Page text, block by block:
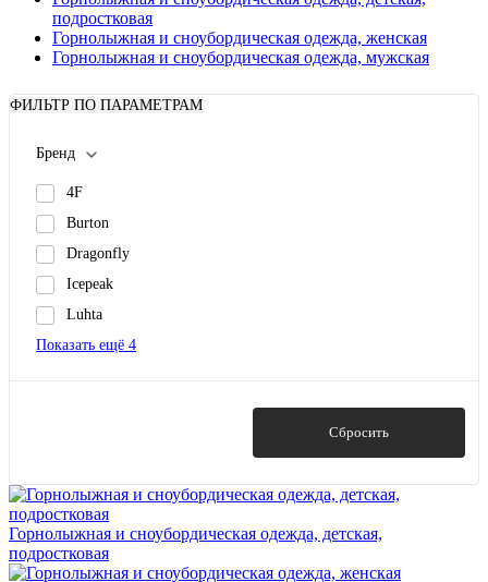
подростковая
Горнолыжная и сноубордическая одежда, женская
Горнолыжная и сноубордическая одежда, мужская
ФИЛЬТР ПО ПАРАМЕТРАМ
Бренд
4F
Burton
Dragonfly
Icepeak
Luhta
Показать ещё 4
Сбросить
Горнолыжная и сноубордическая одежда, детская,
подростковая